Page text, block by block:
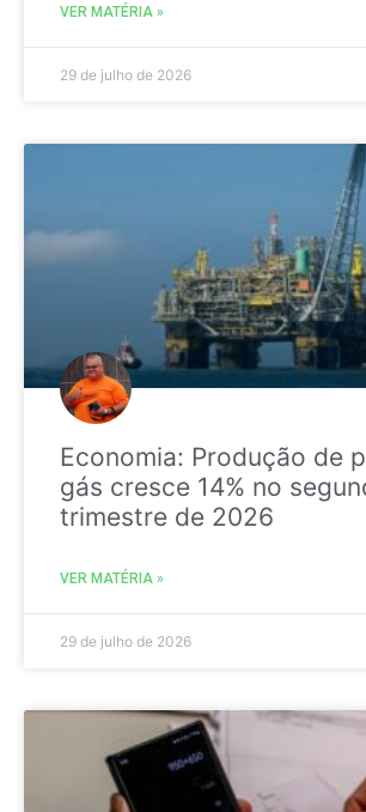
VER MATÉRIA »
29 de julho de 2026
Economia: Produção de
gás cresce 14% no
trimestre de 2026
VER MATÉRIA »
29 de julho de 2026